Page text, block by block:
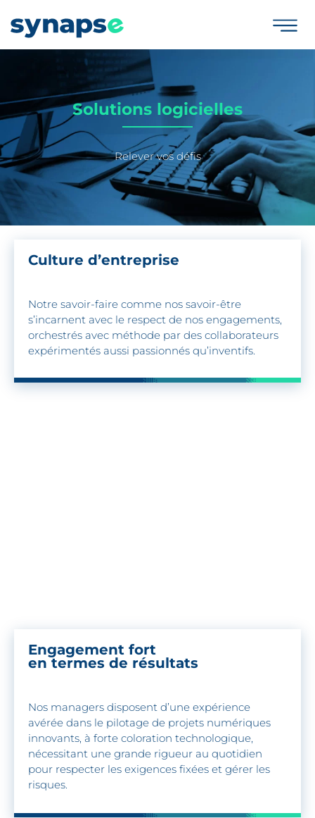
Solutions logicielles
Relever vos défis
Culture d’entreprise
Notre savoir-faire comme nos savoir-être
s’incarnent avec le respect de nos engagements,
orchestrés avec méthode par des collaborateurs
expérimentés aussi passionnés qu’inventifs.
Engagement fort
en termes de résultats
Nos managers disposent d’une expérience
avérée dans le pilotage de projets numériques
innovants, à forte coloration technologique,
nécessitant une grande rigueur au quotidien
pour respecter les exigences fixées et gérer les
risques.